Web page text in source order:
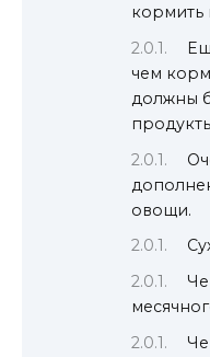
кормить
чем
должны
овощи.